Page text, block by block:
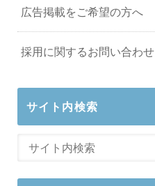
広告掲載をご希望の方へ
採用に関するお問い合わせ
サイト内検索